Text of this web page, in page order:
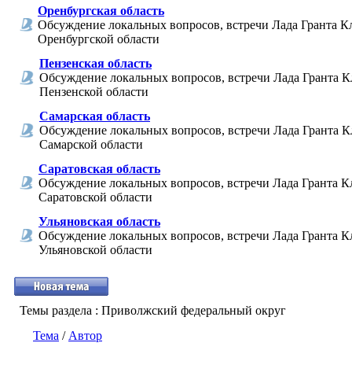
Оренбургская область
Обсуждение локальных вопросов, встречи Лада Гранта
Оренбургской области
Пензенская область
Обсуждение локальных вопросов, встречи Лада Гранта
Пензенской области
Самарская область
Обсуждение локальных вопросов, встречи Лада Гранта
Самарской области
Саратовская область
Обсуждение локальных вопросов, встречи Лада Гранта
Саратовской области
Ульяновская область
Обсуждение локальных вопросов, встречи Лада Гранта
Ульяновской области
Темы раздела : Приволжский федеральный округ
Тема / Автор